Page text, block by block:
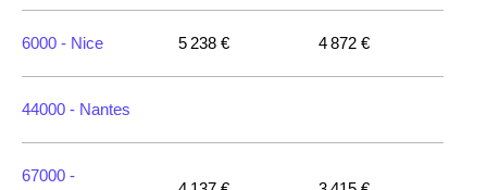
6000 - Nice 5 238 € 4 872 €
44000 - Nantes
67000 -